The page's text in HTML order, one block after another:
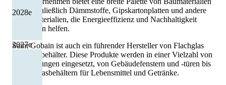
2028e
2027e
an, einschließlich Dämmstoffe, Gipskartonplatten und andere
Isoliermaterialien, die Energieeffizienz und Nachhaltigkeit
verbessern helfen.
Saint Gobain ist auch ein führender Hersteller von Flachglas
und Glasbehälter. Diese Produkte werden in einer Vielzahl von
Anwendungen eingesetzt, von Gebäudefenstern und -türen bis
hin zu Glasbehältern für Lebensmittel und Getränke.